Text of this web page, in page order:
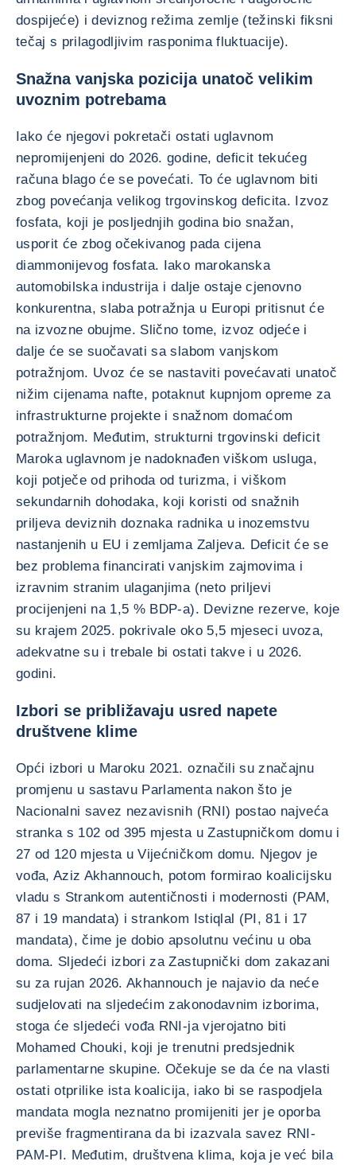
dospijeće) i deviznog režima zemlje (težinski fiksni
tečaj s prilagodljivim rasponima fluktuacije).
Snažna vanjska pozicija unatoč velikim
uvoznim potrebama
Iako će njegovi pokretači ostati uglavnom
nepromijenjeni do 2026. godine, deficit tekućeg
računa blago će se povećati. To će uglavnom biti
zbog povećanja velikog trgovinskog deficita. Izvoz
fosfata, koji je posljednjih godina bio snažan,
usporit će zbog očekivanog pada cijena
diammonijevog fosfata. Iako marokanska
automobilska industrija i dalje ostaje cjenovno
konkurentna, slaba potražnja u Europi pritisnut će
na izvozne obujme. Slično tome, izvoz odjeće i
dalje će se suočavati sa slabom vanjskom
potražnjom. Uvoz će se nastaviti povećavati unatoč
nižim cijenama nafte, potaknut kupnjom opreme za
infrastrukturne projekte i snažnom domaćom
potražnjom. Međutim, strukturni trgovinski deficit
Maroka uglavnom je nadoknađen viškom usluga,
koji potječe od prihoda od turizma, i viškom
sekundarnih dohodaka, koji koristi od snažnih
priljeva deviznih doznaka radnika u inozemstvu
nastanjenih u EU i zemljama Zaljeva. Deficit će se
bez problema financirati vanjskim zajmovima i
izravnim stranim ulaganjima (neto priljevi
procijenjeni na 1,5 % BDP-a). Devizne rezerve, koje
su krajem 2025. pokrivale oko 5,5 mjeseci uvoza,
adekvatne su i trebale bi ostati takve i u 2026.
godini.
Izbori se približavaju usred napete
društvene klime
Opći izbori u Maroku 2021. označili su značajnu
promjenu u sastavu Parlamenta nakon što je
Nacionalni savez nezavisnih (RNI) postao najveća
stranka s 102 od 395 mjesta u Zastupničkom domu i
27 od 120 mjesta u Vijećničkom domu. Njegov je
vođa, Aziz Akhannouch, potom formirao koalicijsku
vladu s Strankom autentičnosti i modernosti (PAM,
87 i 19 mandata) i strankom Istiqlal (PI, 81 i 17
mandata), čime je dobio apsolutnu većinu u oba
doma. Sljedeći izbori za Zastupnički dom zakazani
su za rujan 2026. Akhannouch je najavio da neće
sudjelovati na sljedećim zakonodavnim izborima,
stoga će sljedeći vođa RNI-ja vjerojatno biti
Mohamed Chouki, koji je trenutni predsjednik
parlamentarne skupine. Očekuje se da će na vlasti
ostati otprilike ista koalicija, iako bi se raspodjela
mandata mogla neznatno promijeniti jer je oporba
previše fragmentirana da bi izazvala savez RNI-
PAM-PI. Međutim, društvena klima, koja je već bila